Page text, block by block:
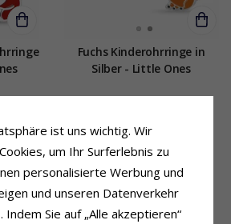
Fuchs Kinderohrringe in
Silber - Little Ones
ist uns wichtig. Wir
um Ihr Surferlebnis zu
personalisierte Werbung und
und unseren Datenverkehr
Indem Sie auf „Alle akzeptieren“